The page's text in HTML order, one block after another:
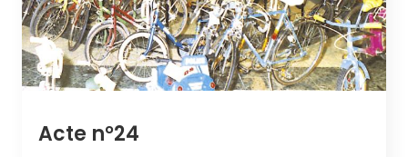
Acte n°24